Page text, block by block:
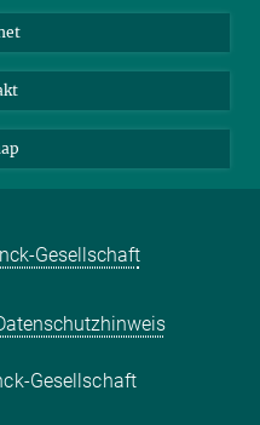
Gesellschaft
Gesellschaft